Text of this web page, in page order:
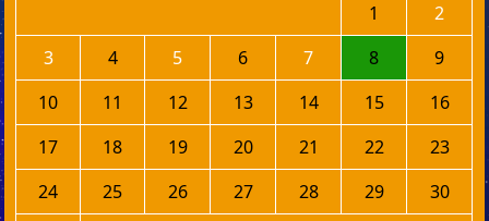
1
2
3
4 5 6 7 8
9
10
11 12 13 14 15
16
17
18 19 20 21 22
23
24
25 26 27 28 29
30